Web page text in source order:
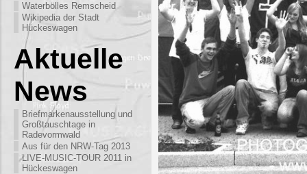
Waterbölles Remscheid
Wikipedia der Stadt
Hückeswagen
Aktuelle
News
Briefmarkenausstellung und
Großtauschtage in
Radevormwald
Aus für den NRW-Tag 2013
LIVE-MUSIC-TOUR 2011 in
Hückeswagen